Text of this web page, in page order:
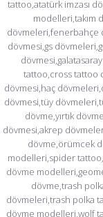
tattoo,atatürk imzası
modelleri,takım
dövmeleri,fenerbahçe
dövmesi,gs
tattoo,cross tattoo
dövmesi,haç
dövmesi,tüy
dövme,yırtık
dövmesi,akrep
dövme,örümcek
modelleri,spider
dövme
dövme,trash
dövmeleri,trash polka
dövme modelleri,wolf